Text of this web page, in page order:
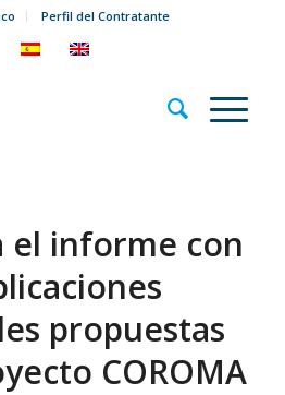
Perfil del Contratante
el informe con
propuestas
COROMA